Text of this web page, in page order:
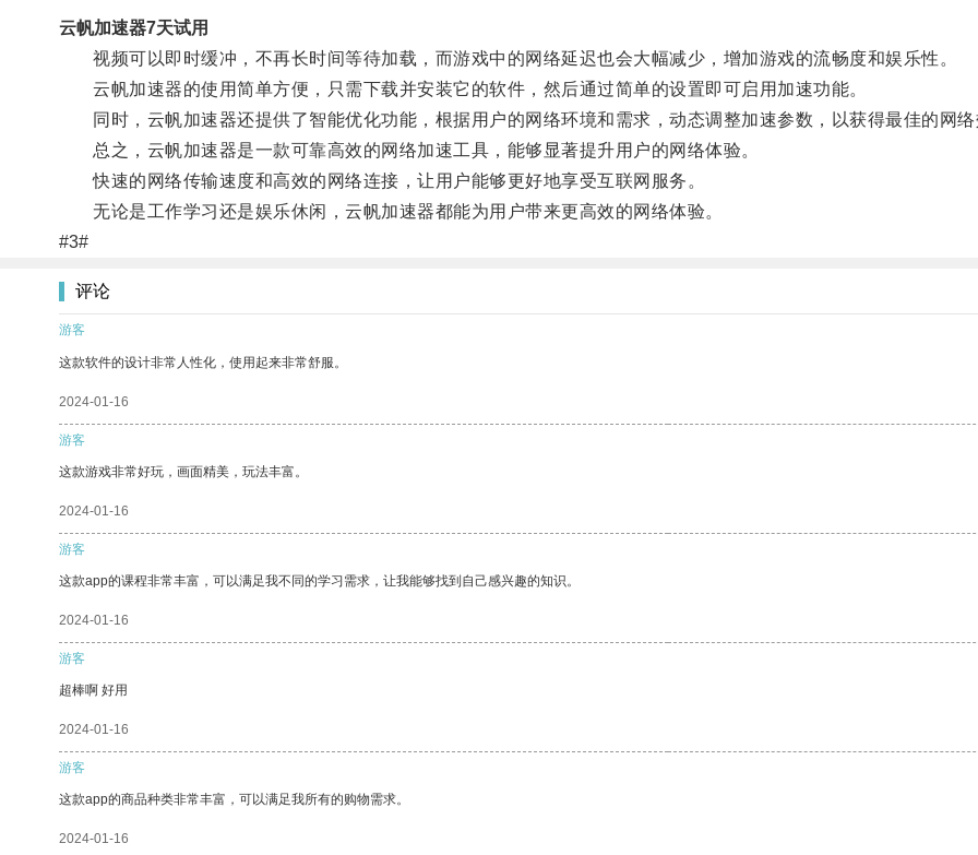
云帆加速器7天试用
视频可以即时缓冲，不再长时间等待加载，而游戏中的网络延迟也会大幅减少，增加游戏的流畅度和娱乐性。
云帆加速器的使用简单方便，只需下载并安装它的软件，然后通过简单的设置即可启用加速功能。
同时，云帆加速器还提供了智能优化功能，根据用户的网络环境和需求，动态调整加速参数，以获得最佳的网
总之，云帆加速器是一款可靠高效的网络加速工具，能够显著提升用户的网络体验。
快速的网络传输速度和高效的网络连接，让用户能够更好地享受互联网服务。
无论是工作学习还是娱乐休闲，云帆加速器都能为用户带来更高效的网络体验。
#3#
评论
游客
这款软件的设计非常人性化，使用起来非常舒服。
2024-01-16
游客
这款游戏非常好玩，画面精美，玩法丰富。
2024-01-16
游客
这款app的课程非常丰富，可以满足我不同的学习需求，让我能够找到自己感兴趣的知识。
2024-01-16
游客
超棒啊 好用
2024-01-16
游客
这款app的商品种类非常丰富，可以满足我所有的购物需求。
2024-01-16